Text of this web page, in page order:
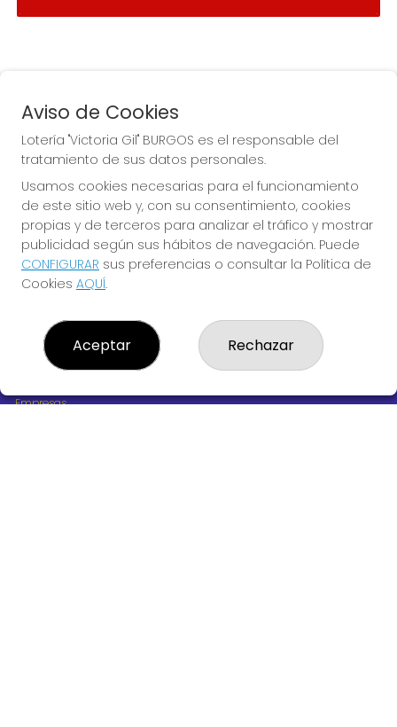
La de la Antigua de
Gamonal
¿Quiénes somos?
Comprar lotería
Resultados
Empresas
Aviso de Cookies
Lotería "Victoria Gil" BURGOS es el responsable del
tratamiento de sus datos personales.
Usamos cookies necesarias para el funcionamiento
de este sitio web y, con su consentimiento, cookies
propias y de terceros para analizar el tráfico y mostrar
publicidad según sus hábitos de navegación. Puede
CONFIGURAR sus preferencias o consultar la Política de
Cookies AQUÍ.
Aceptar Rechazar